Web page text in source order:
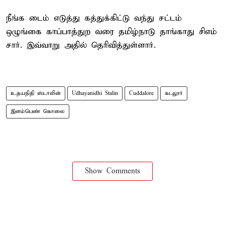
நீங்க டைம் எடுத்து கத்துக்கிட்டு வந்து சட்டம்
ஒழுங்கை காப்பாத்துற வரை தமிழ்நாடு தாங்காது சிஎம்
சார். இவ்வாறு அதில் தெரிவித்துள்ளார்.
உதயநிதி ஸ்டாலின் Udhayanidhi Stalin Cuddalore கடலூர்
இளம்பெண் கொலை
Show Comments